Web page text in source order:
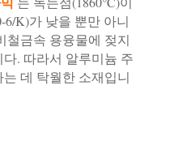
6/K)가 낮을 뿐만 아니
철금속 용융물에 젖지
. 따라서 알루미늄 주
데 탁월한 소재입니